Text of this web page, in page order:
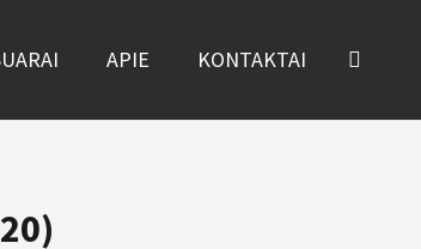
APIE KONTAKTAI